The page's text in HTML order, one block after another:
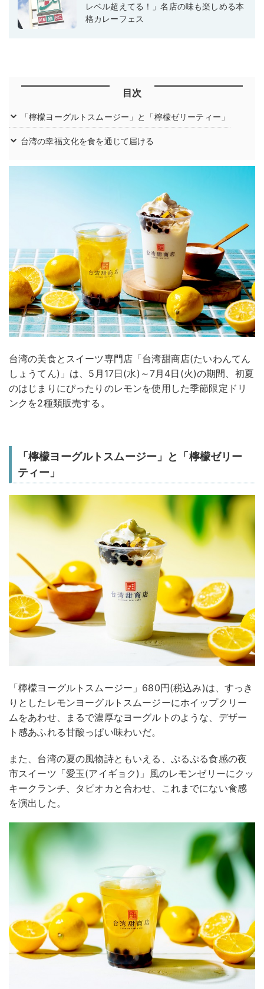
レベル超えてる！」名店の味も楽しめる本
格カレーフェス
目次
「檸檬ヨーグルトスムージー」と「檸檬ゼリーティー」
台湾の幸福文化を食を通じて届ける
台湾の美食とスイーツ専門店「台湾甜商店(たいわんてん
しょうてん)」は、5月17日(水)～7月4日(火)の期間、初夏
のはじまりにぴったりのレモンを使用した季節限定ドリ
ンクを2種類販売する。
「檸檬ヨーグルトスムージー」と「檸檬ゼリー
ティー」
「檸檬ヨーグルトスムージー」680円(税込み)は、すっき
りとしたレモンヨーグルトスムージーにホイップクリー
ムをあわせ、まるで濃厚なヨーグルトのような、デザー
ト感あふれる甘酸っぱい味わいだ。
また、台湾の夏の風物詩ともいえる、ぷるぷる食感の夜
市スイーツ「愛玉(アイギョク)」風のレモンゼリーにクッ
キークランチ、タピオカと合わせ、これまでにない食感
を演出した。